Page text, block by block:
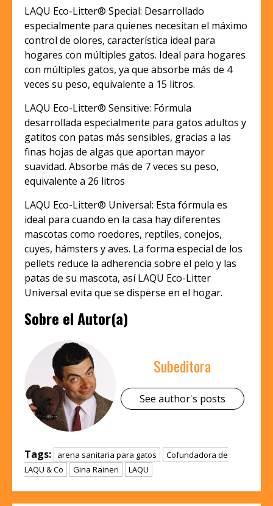
LAQU Eco-Litter® Special: Desarrollado
especialmente para quienes necesitan el máximo
control de olores, característica ideal para
hogares con múltiples gatos. Ideal para hogares
con múltiples gatos, ya que absorbe más de 4
veces su peso, equivalente a 15 litros.
LAQU Eco-Litter® Sensitive: Fórmula
desarrollada especialmente para gatos adultos y
gatitos con patas más sensibles, gracias a las
finas hojas de algas que aportan mayor
suavidad. Absorbe más de 7 veces su peso,
equivalente a 26 litros
LAQU Eco-Litter® Universal: Esta fórmula es
ideal para cuando en la casa hay diferentes
mascotas como roedores, reptiles, conejos,
cuyes, hámsters y aves. La forma especial de los
pellets reduce la adherencia sobre el pelo y las
patas de su mascota, así LAQU Eco-Litter
Universal evita que se disperse en el hogar.
Sobre el Autor(a)
Subeditora
See author's posts
Tags: arena sanitaria para gatos
Cofundadora de
LAQU & Co
Gina Raineri LAQU